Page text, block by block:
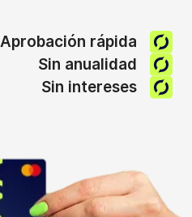
Aprobación rápida
Sin anualidad
Sin intereses